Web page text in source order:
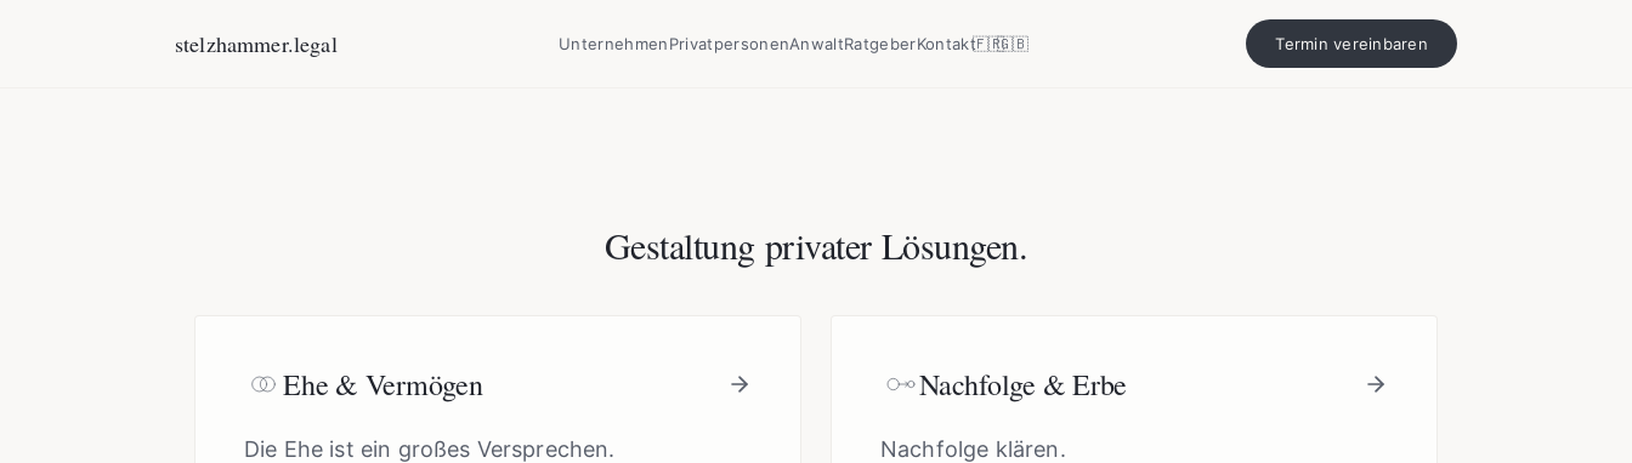
stelzhammer.legal UnternehmenPrivatpersonenAnwaltRatgeberKontakt🇫🇷🇬🇧 Termin vereinbaren
Gestaltung privater Lösungen.
Ehe & Vermögen
Die Ehe ist ein großes Versprechen.
Nachfolge & Erbe
Nachfolge klären.